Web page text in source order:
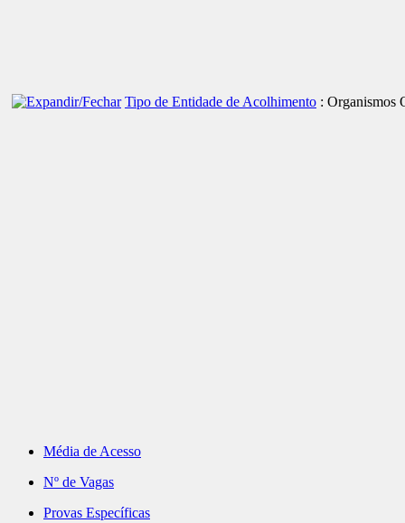
Tipo de Entidade de Acolhimento : Organismos
Média de Acesso
Nº de Vagas
Provas Específicas